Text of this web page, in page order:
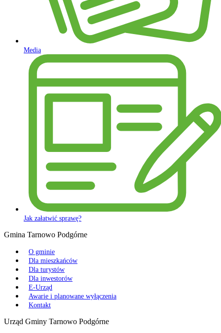
Media
Jak załatwić sprawę?
Gmina Tarnowo Podgórne
O gminie
Dla mieszkańców
Dla turystów
Dla inwestorów
E-Urząd
Awarie i planowane wyłączenia
Kontakt
Urząd Gminy Tarnowo Podgórne